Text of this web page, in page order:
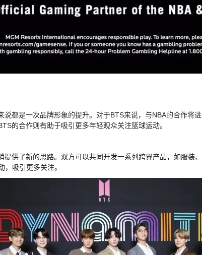
说都是一次品牌形象的提升。对于BTS来说，与NBA的合作将
的合作则有助于吸引更多年轻观众关注篮球运动。
提供了新的思路。双方可以共同开发一系列跨界产品，如服装
，吸引更多关注。